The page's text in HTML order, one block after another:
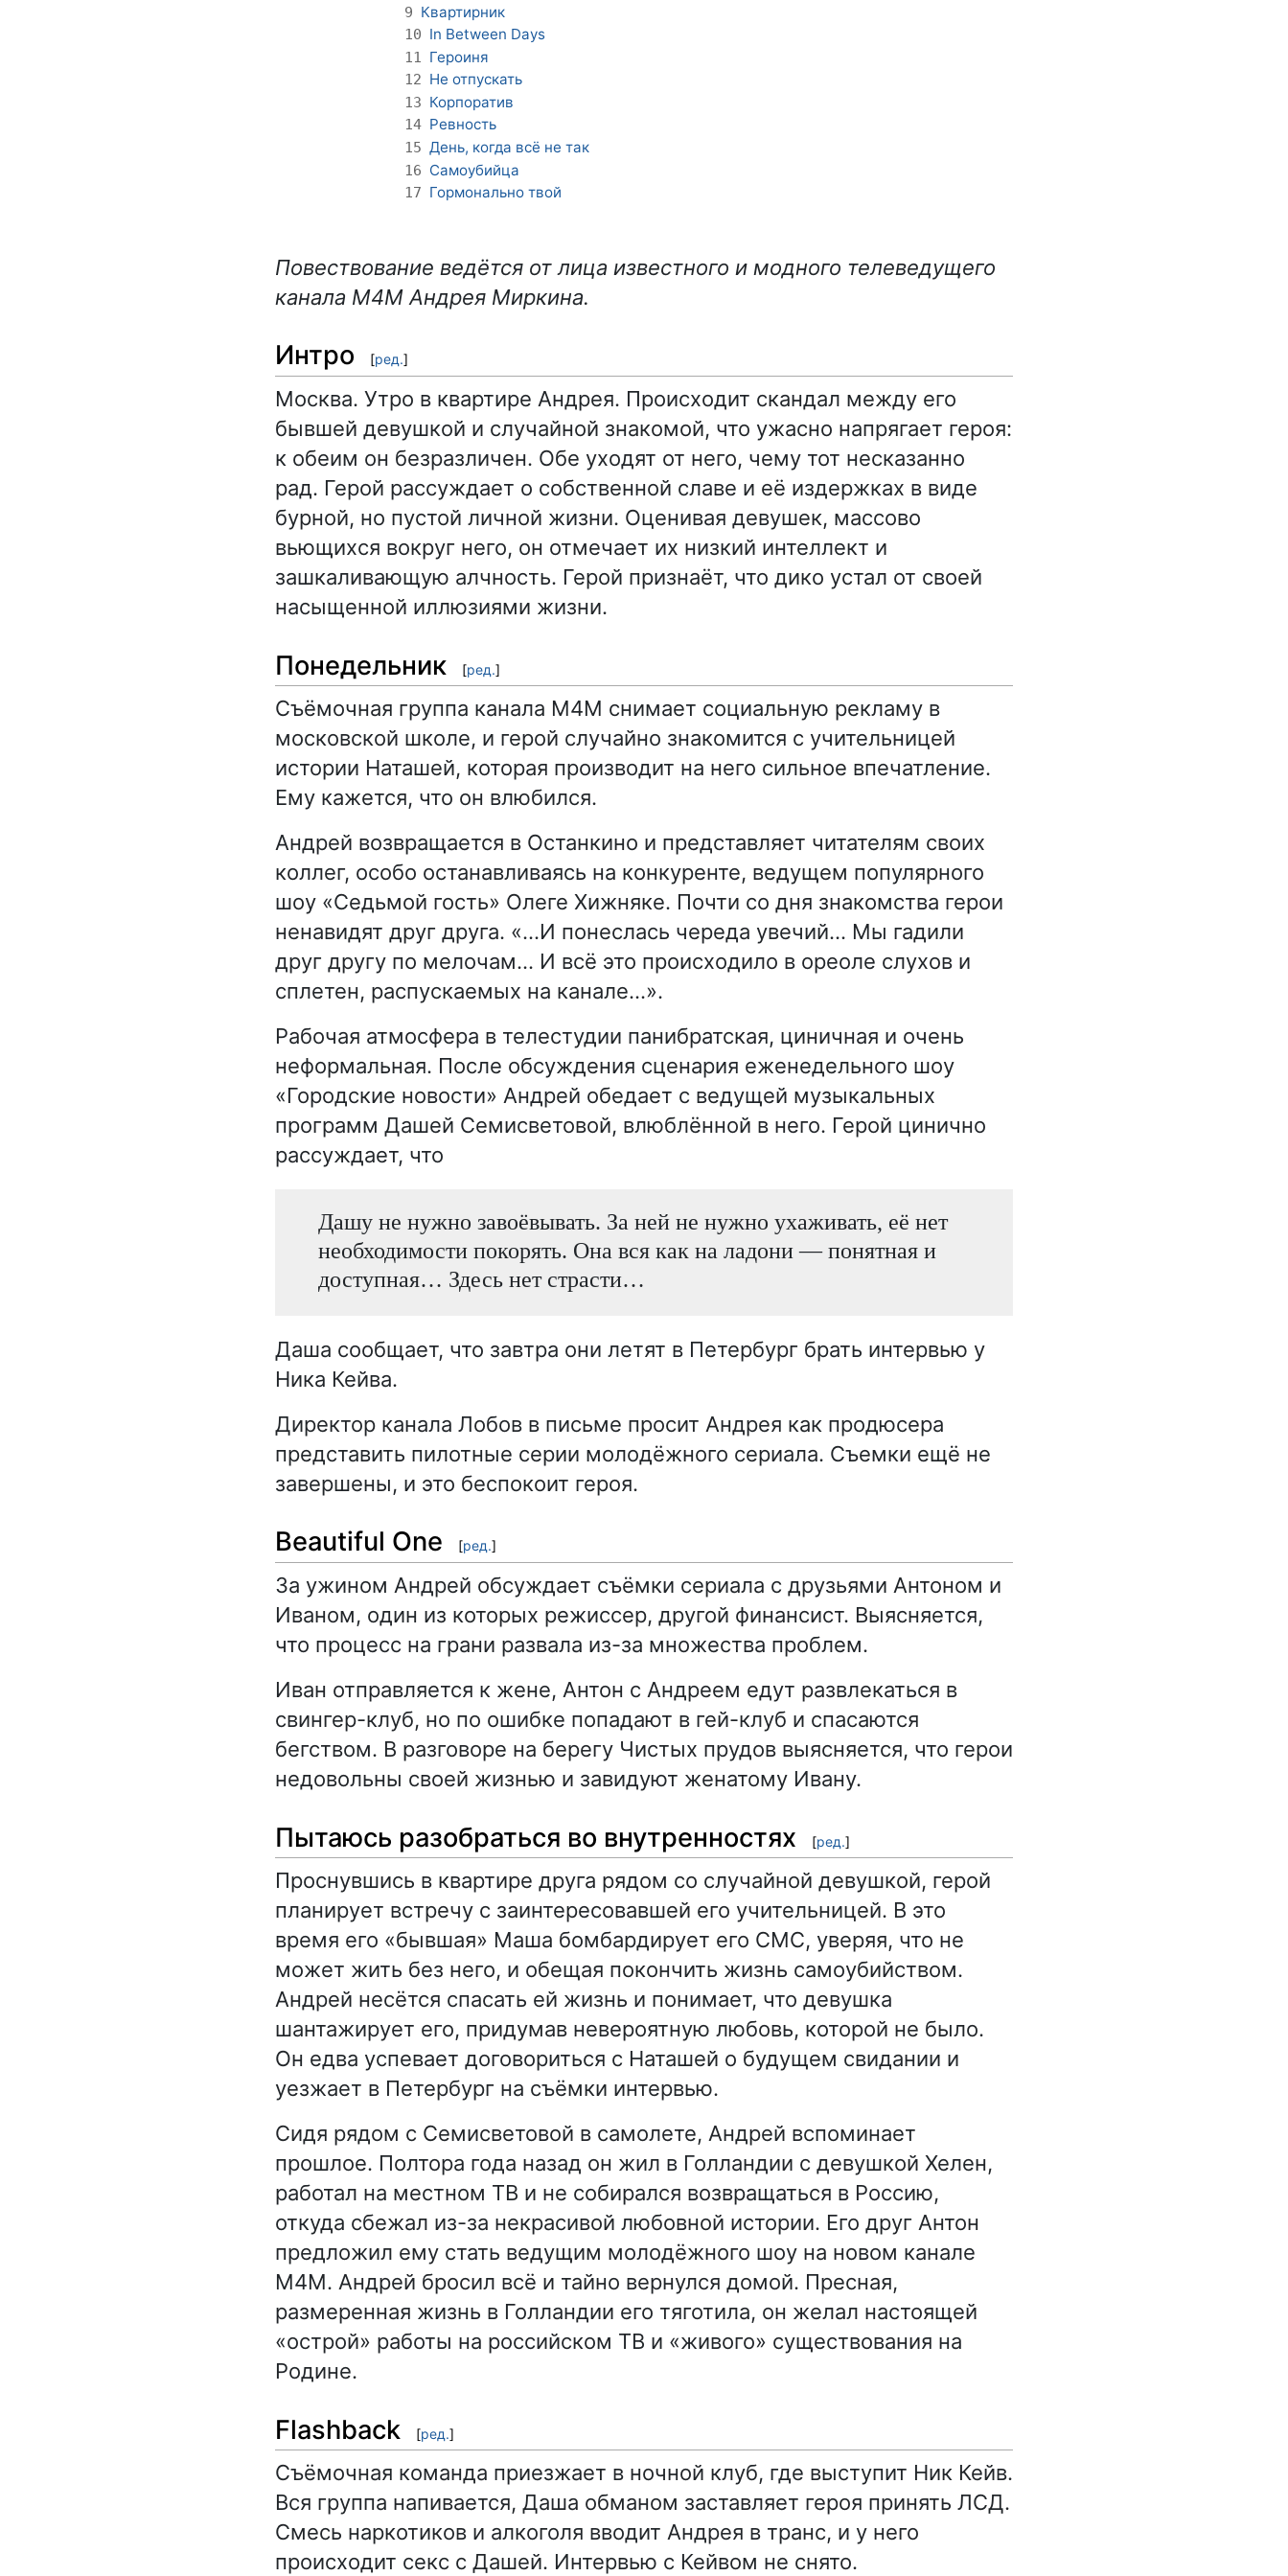
9 Квартирник
10 In Between Days
11 Героиня
12 Не отпускать
13 Корпоратив
14 Ревность
15 День, когда всё не так
16 Самоубийца
17 Гормонально твой
Повествование ведётся от лица известного и модного телеведущего
канала М4М Андрея Миркина.
Интро [ред.]
Москва. Утро в квартире Андрея. Происходит скандал между его
бывшей девушкой и случайной знакомой, что ужасно напрягает героя:
к обеим он безразличен. Обе уходят от него, чему тот несказанно
рад. Герой рассуждает о собственной славе и её издержках в виде
бурной, но пустой личной жизни. Оценивая девушек, массово
вьющихся вокруг него, он отмечает их низкий интеллект и
зашкаливающую алчность. Герой признаёт, что дико устал от своей
насыщенной иллюзиями жизни.
Понедельник [ред.]
Съёмочная группа канала М4М снимает социальную рекламу в
московской школе, и герой случайно знакомится с учительницей
истории Наташей, которая производит на него сильное впечатление.
Ему кажется, что он влюбился.
Андрей возвращается в Останкино и представляет читателям своих
коллег, особо останавливаясь на конкуренте, ведущем популярного
шоу «Седьмой гость» Олеге Хижняке. Почти со дня знакомства герои
ненавидят друг друга. «…И понеслась череда увечий… Мы гадили
друг другу по мелочам… И всё это происходило в ореоле слухов и
сплетен, распускаемых на канале…».
Рабочая атмосфера в телестудии панибратская, циничная и очень
неформальная. После обсуждения сценария еженедельного шоу
«Городские новости» Андрей обедает с ведущей музыкальных
программ Дашей Семисветовой, влюблённой в него. Герой цинично
рассуждает, что
Дашу не нужно завоёвывать. За ней не нужно ухаживать, её нет
необходимости покорять. Она вся как на ладони — понятная и
доступная… Здесь нет страсти…
Даша сообщает, что завтра они летят в Петербург брать интервью у
Ника Кейва.
Директор канала Лобов в письме просит Андрея как продюсера
представить пилотные серии молодёжного сериала. Съемки ещё не
завершены, и это беспокоит героя.
Beautiful One [ред.]
За ужином Андрей обсуждает съёмки сериала с друзьями Антоном и
Иваном, один из которых режиссер, другой финансист. Выясняется,
что процесс на грани развала из-за множества проблем.
Иван отправляется к жене, Антон с Андреем едут развлекаться в
свингер-клуб, но по ошибке попадают в гей-клуб и спасаются
бегством. В разговоре на берегу Чистых прудов выясняется, что герои
недовольны своей жизнью и завидуют женатому Ивану.
Пытаюсь разобраться во внутренностях [ред.]
Проснувшись в квартире друга рядом со случайной девушкой, герой
планирует встречу с заинтересовавшей его учительницей. В это
время его «бывшая» Маша бомбардирует его СМС, уверяя, что не
может жить без него, и обещая покончить жизнь самоубийством.
Андрей несётся спасать ей жизнь и понимает, что девушка
шантажирует его, придумав невероятную любовь, которой не было.
Он едва успевает договориться с Наташей о будущем свидании и
уезжает в Петербург на съёмки интервью.
Сидя рядом с Семисветовой в самолете, Андрей вспоминает
прошлое. Полтора года назад он жил в Голландии с девушкой Хелен,
работал на местном ТВ и не собирался возвращаться в Россию,
откуда сбежал из-за некрасивой любовной истории. Его друг Антон
предложил ему стать ведущим молодёжного шоу на новом канале
М4М. Андрей бросил всё и тайно вернулся домой. Пресная,
размеренная жизнь в Голландии его тяготила, он желал настоящей
«острой» работы на российском ТВ и «живого» существования на
Родине.
Flashback [ред.]
Съёмочная команда приезжает в ночной клуб, где выступит Ник Кейв.
Вся группа напивается, Даша обманом заставляет героя принять ЛСД.
Смесь наркотиков и алкоголя вводит Андрея в транс, и у него
происходит секс с Дашей. Интервью с Кейвом не снято.